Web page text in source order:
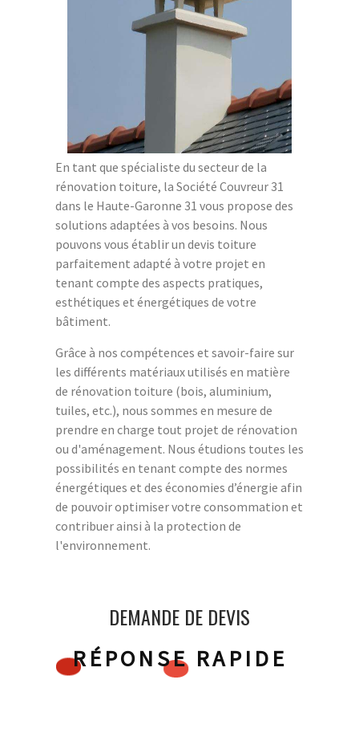
En tant que spécialiste du secteur de la
rénovation toiture, la Société Couvreur 31
dans le Haute-Garonne 31 vous propose des
solutions adaptées à vos besoins. Nous
pouvons vous établir un devis toiture
parfaitement adapté à votre projet en
tenant compte des aspects pratiques,
esthétiques et énergétiques de votre
bâtiment.
Grâce à nos compétences et savoir-faire sur
les différents matériaux utilisés en matière
de rénovation toiture (bois, aluminium,
tuiles, etc.), nous sommes en mesure de
prendre en charge tout projet de rénovation
ou d'aménagement. Nous étudions toutes les
possibilités en tenant compte des normes
énergétiques et des économies d’énergie afin
de pouvoir optimiser votre consommation et
contribuer ainsi à la protection de
l'environnement.
DEMANDE DE DEVIS
RÉPONSE RAPIDE